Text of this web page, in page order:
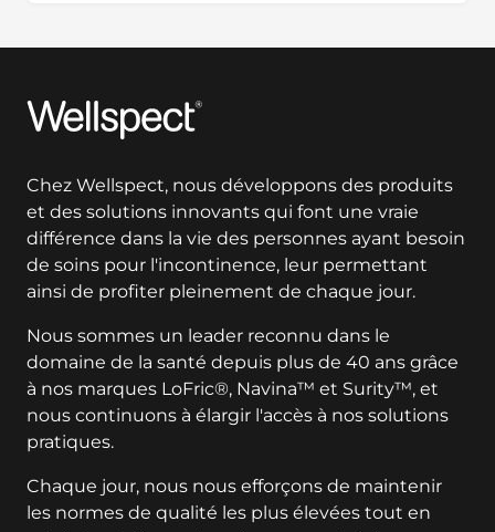
Wellspect
Chez Wellspect, nous développons des produits
et des solutions innovants qui font une vraie
différence dans la vie des personnes ayant besoin
de soins pour l'incontinence, leur permettant
ainsi de profiter pleinement de chaque jour.
Nous sommes un leader reconnu dans le
domaine de la santé depuis plus de 40 ans grâce
à nos marques LoFric®, Navina™ et Surity™, et
nous continuons à élargir l'accès à nos solutions
pratiques.
Chaque jour, nous nous efforçons de maintenir
les normes de qualité les plus élevées tout en